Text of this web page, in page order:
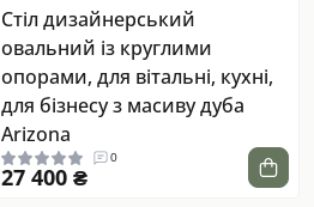
Стіл дизайнерський
овальний із круглими
опорами, для вітальні, кухні,
для бізнесу з масиву дуба
Arizona
0
27 400 ₴